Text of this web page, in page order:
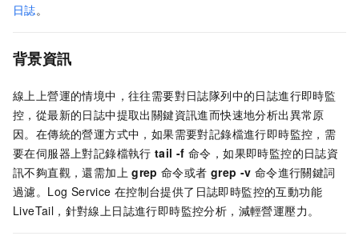
日誌。
背景資訊
線上上營運的情境中，往往需要對日誌隊列中的日誌進行即時監
控，從最新的日誌中提取出關鍵資訊進而快速地分析出異常原
因。在傳統的營運方式中，如果需要對記錄檔進行即時監控，需
要在伺服器上對記錄檔執行 tail -f 命令，如果即時監控的日誌資
訊不夠直觀，還需加上 grep 命令或者 grep -v 命令進行關鍵詞
過濾。Log Service 在控制台提供了日誌即時監控的互動功能
LiveTail，針對線上日誌進行即時監控分析，減輕營運壓力。